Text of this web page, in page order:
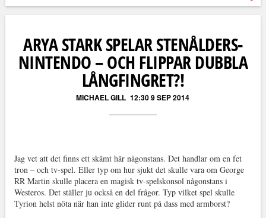
ARYA STARK SPELAR STENÅLDERS-
NINTENDO – OCH FLIPPAR DUBBLA
LÅNGFINGRET?!
MICHAEL GILL 12:30 9 SEP 2014
Jag vet att det finns ett skämt här någonstans. Det handlar om en fet
tron – och tv-spel. Eller typ om hur sjukt det skulle vara om George
RR Martin skulle placera en magisk tv-spelskonsol någonstans i
Westeros. Det ställer ju också en del frågor. Typ vilket spel skulle
Tyrion helst nöta när han inte glider runt på dass med armborst?